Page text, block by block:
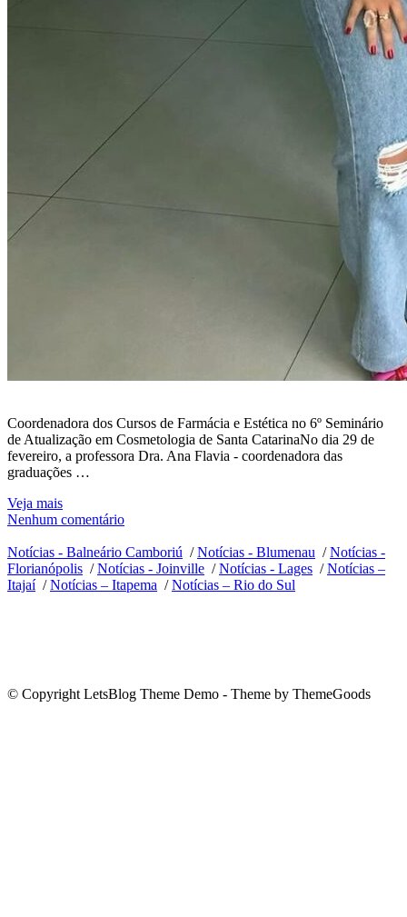
Coordenadora dos Cursos de Farmácia e Estética no 6º Seminário
de Atualização em Cosmetologia de Santa CatarinaNo dia 29 de
fevereiro, a professora Dra. Ana Flavia - coordenadora das
graduações …
Veja mais
Nenhum comentário
Notícias - Balneário Camboriú /Notícias - Blumenau /Notícias -
Florianópolis /Notícias - Joinville /Notícias - Lages /Notícias –
Itajaí/Notícias – Itapema /Notícias – Rio do Sul
© Copyright LetsBlog Theme Demo - Theme by ThemeGoods